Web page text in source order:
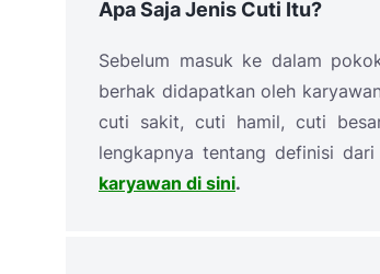
Apa Saja Jenis Cuti Itu?
Sebelum masuk ke dalam
berhak didapatkan oleh
cuti sakit, cuti hamil, cuti
lengkapnya tentang definisi
karyawan di sini.